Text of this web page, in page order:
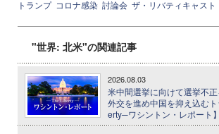
トランプ コロナ感染 討論会 ザ・リバティキャスト
"世界: 北米"の関連記事
2026.08.03
米中間選挙に向けて選挙不
外交を進め中国を抑え込む
erty─ワシントン・レポート】